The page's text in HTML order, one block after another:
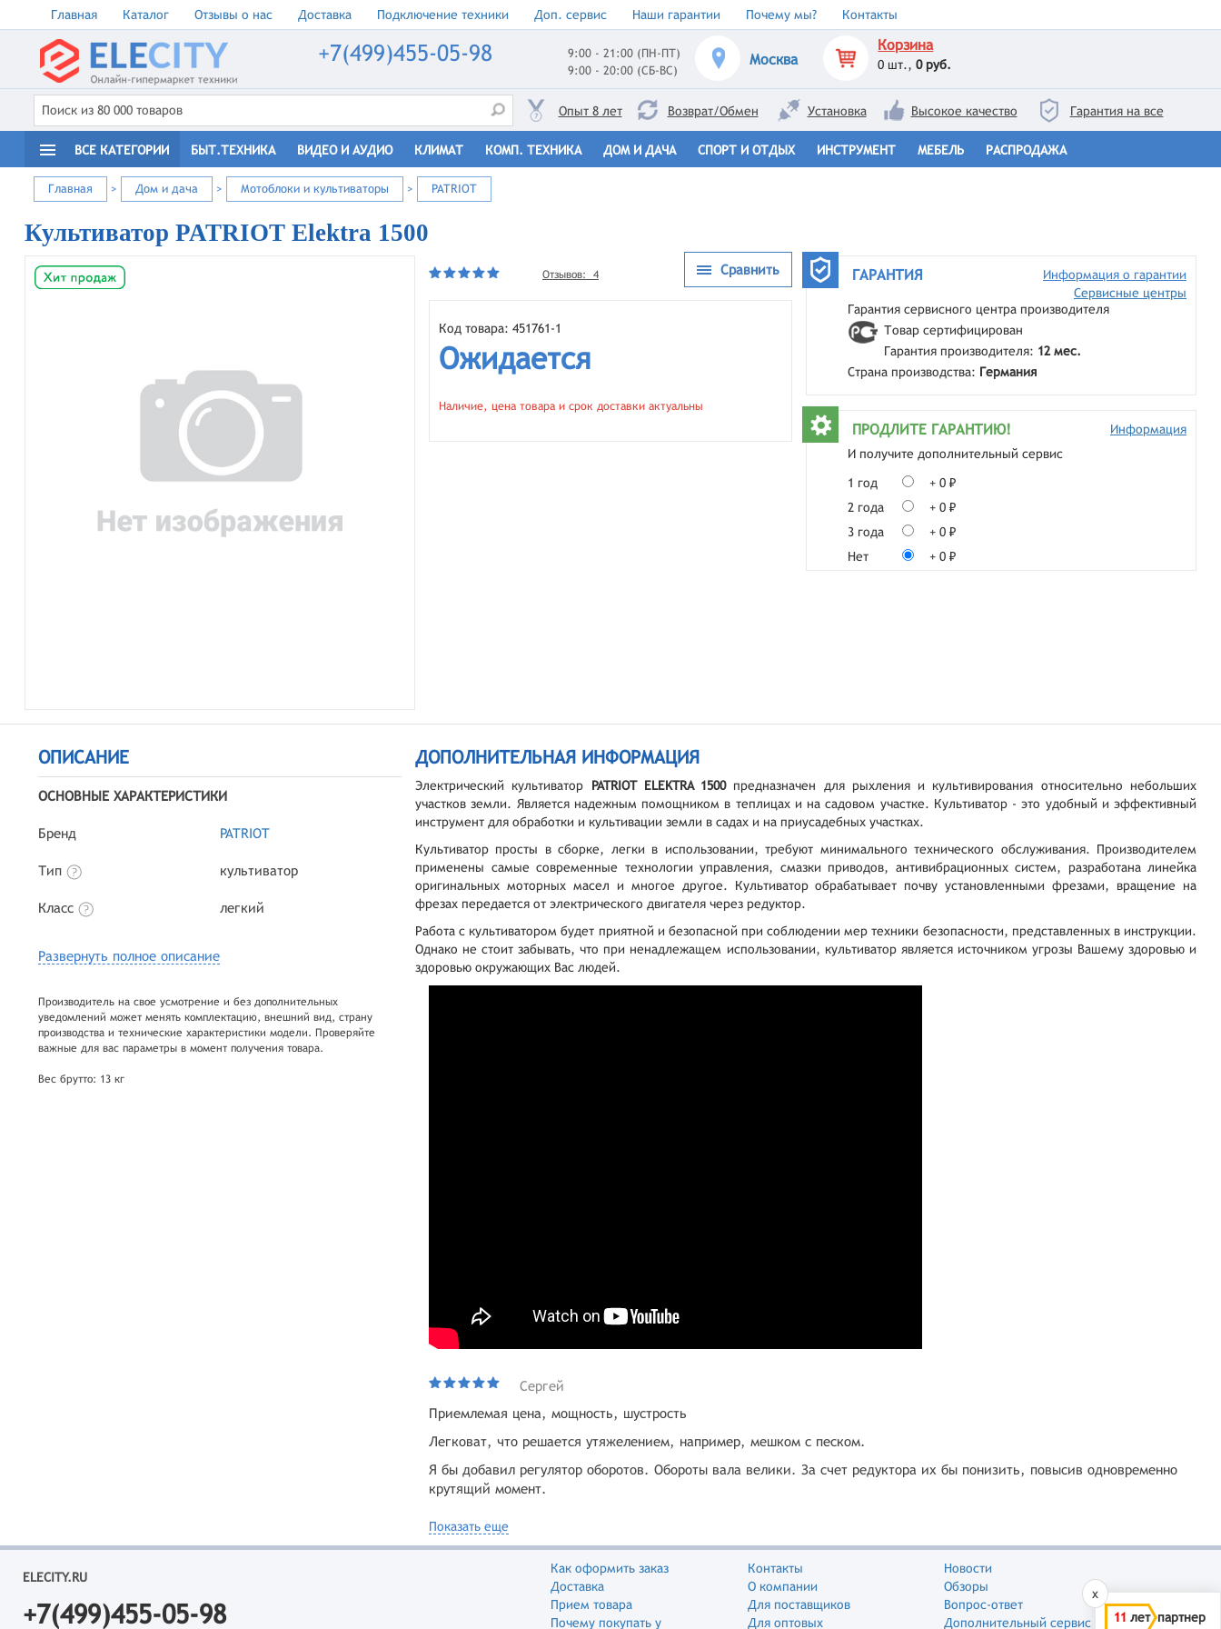
Главная Каталог Отзывы о нас Доставка Подключение техники Доп. сервис Наши гарантии Почему мы? Контакты
+7(499)455-05-98
9:00 - 21:00 (ПН-ПТ)
9:00 - 20:00 (СБ-ВС)
Москва
Корзина
0 шт.,0 руб.
Опыт 8 лет Возврат/Обмен Установка Высокое качество Гарантия на все
ВСЕ КАТЕГОРИИ БЫТ.ТЕХНИКА ВИДЕО И АУДИО КЛИМАТ КОМП. ТЕХНИКА ДОМ И ДАЧА СПОРТ И ОТДЫХ ИНСТРУМЕНТ МЕБЕЛЬ РАСПРОДАЖА
Главная > Дом и дача > Мотоблоки и культиваторы > PATRIOT
Культиватор PATRIOT Elektra 1500
Отзывов: 4 Сравнить
Код товара: 451761-1
Ожидается
Наличие, цена товара и срок доставки актуальны
ГАРАНТИЯ
Информация о гарантии
Сервисные центры
Гарантия сервисного центра производителя
Товар сертифицирован
Гарантия производителя: 12 мес.
Страна производства: Германия
ПРОДЛИТЕ ГАРАНТИЮ!
И получите дополнительный сервис
Информация
1 год
+ 0 ₽
2 года
+ 0 ₽
3 года
+ 0 ₽
Нет
+ 0 ₽
ОПИСАНИЕ
ОСНОВНЫЕ ХАРАКТЕРИСТИКИ
Бренд PATRIOT
Тип культиватор
Класс легкий
Развернуть полное описание
Производитель на свое усмотрение и без дополнительных
уведомлений может менять комплектацию, внешний вид, страну
производства и технические характеристики модели. Проверяйте
важные для вас параметры в момент получения товара.
Вес брутто: 13 кг
ДОПОЛНИТЕЛЬНАЯ ИНФОРМАЦИЯ
Электрический культиватор PATRIOT ELEKTRA 1500предназначен для рыхления и культивирования относительно небольших
участков земли. Является надежным помощником в теплицах и на садовом участке. Культиватор - это удобный и эффективный
инструмент для обработки и культивации земли в садах и на приусадебных участках.
Культиватор просты в сборке, легки в использовании, требуют минимального технического обслуживания. Производителем
применены самые современные технологии управления, смазки приводов, антивибрационных систем, разработана линейка
оригинальных моторных масел и многое другое. Культиватор обрабатывает почву установленными фрезами, вращение на
фрезах передается от электрического двигателя через редуктор.
Работа с культиватором будет приятной и безопасной при соблюдении мер техники безопасности, представленных в инструкции.
Однако не стоит забывать, что при ненадлежащем использовании, культиватор является источником угрозы Вашему здоровью и
здоровью окружающих Вас людей.
Сергей
Приемлемая цена, мощность, шустрость
Легковат, что решается утяжелением, например, мешком с песком.
Я бы добавил регулятор оборотов. Обороты вала велики. За счет редуктора их бы понизить, повысив одновременно
крутящий момент.
Показать еще
ELECITY.RU
+7(499)455-05-98
Как оформить заказ
Доставка
Прием товара
Почему покупать у
Контакты
О компании
Для поставщиков
Для оптовых
Новости
Обзоры
Вопрос-ответ
Дополнительный сервис
x
11 лет партнер